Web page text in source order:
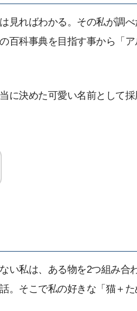
見ればわかる。その私が調
百科事典を目指す事から「
に決めた可愛い名前として
い私は、ある物を2つ組み合
。そこで私の好きな「猫＋